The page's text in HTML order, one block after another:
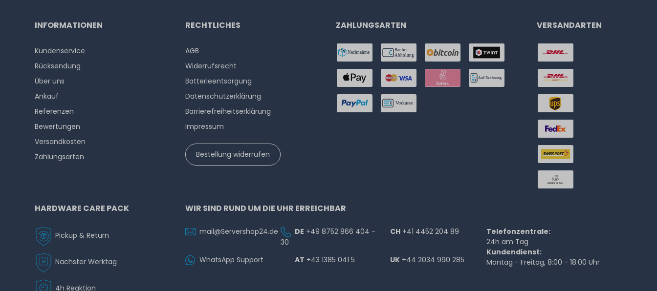
INFORMATIONEN
Kundenservice
Rücksendung
Über uns
Ankauf
Referenzen
Bewertungen
Versandkosten
Zahlungsarten
RECHTLICHES
AGB
Widerrufs­recht
Batterieentsorgung
Datenschutzerklärung
Barrierefreiheitserklärung
Impressum
Bestellung widerrufen
ZAHLUNGSARTEN VERSANDARTEN
HARDWARE CARE PACK
Pickup & Return
Nächster Werktag
4h Reaktion
WIR SIND RUND UM DIE UHR ERREICHBAR
mail@Servershop24.de DE +49 8752 866 404 -
30
CH +41 4452 204 89
WhatsApp Support AT +43 1385 041 5 UK +44 2034 990 285
Telefonzentrale:
24h am Tag
Kundendienst:
Montag - Freitag, 8:00 - 18:00 Uhr